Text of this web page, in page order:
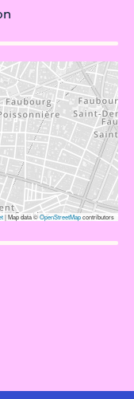
|Map data ©OpenStreetMapcontributors